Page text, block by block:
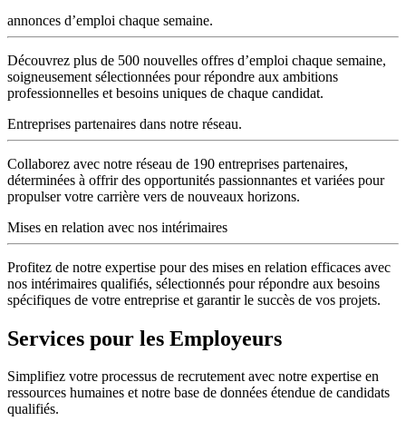
annonces d’emploi chaque semaine.
Découvrez plus de 500 nouvelles offres d’emploi chaque semaine,
soigneusement sélectionnées pour répondre aux ambitions
professionnelles et besoins uniques de chaque candidat.
Entreprises partenaires dans notre réseau.
Collaborez avec notre réseau de 190 entreprises partenaires,
déterminées à offrir des opportunités passionnantes et variées pour
propulser votre carrière vers de nouveaux horizons.
Mises en relation avec nos intérimaires
Profitez de notre expertise pour des mises en relation efficaces avec
nos intérimaires qualifiés, sélectionnés pour répondre aux besoins
spécifiques de votre entreprise et garantir le succès de vos projets.
Services pour les Employeurs
Simplifiez votre processus de recrutement avec notre expertise en
ressources humaines et notre base de données étendue de candidats
qualifiés.